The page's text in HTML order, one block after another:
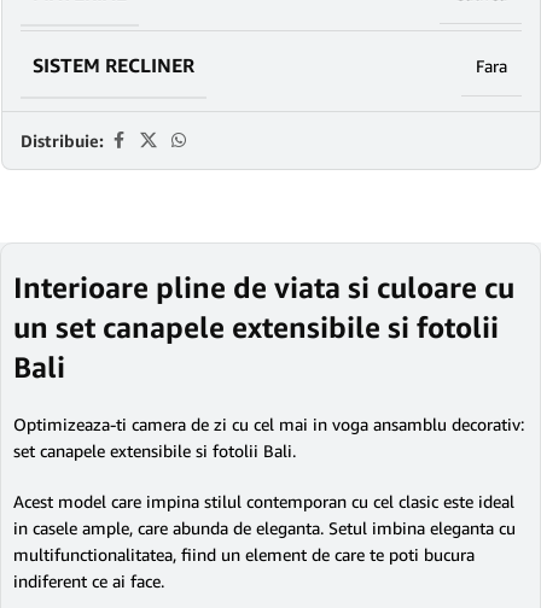
SISTEM RECLINER Fara
Distribuie:
Interioare pline de viata si culoare cu
un set canapele extensibile si fotolii
Bali
Optimizeaza-ti camera de zi cu cel mai in voga ansamblu decorativ:
set canapele extensibile si fotolii Bali.
Acest model care impina stilul contemporan cu cel clasic este ideal
in casele ample, care abunda de eleganta. Setul imbina eleganta cu
multifunctionalitatea, fiind un element de care te poti bucura
indiferent ce ai face.